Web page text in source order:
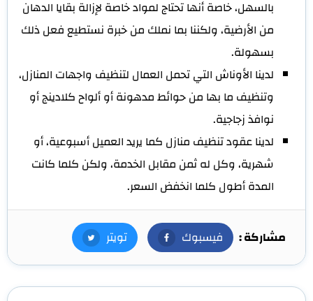
بالسهل، خاصة أنها تحتاج لمواد خاصة لإزالة بقايا الدهان
من الأرضية، ولكننا بما نملك من خبرة نستطيع فعل ذلك
بسهولة.
لدينا الأوناش التي تحمل العمال لتنظيف واجهات المنازل،
وتنظيف ما بها من حوائط مدهونة أو ألواح كلادينج أو
نوافذ زجاجية.
لدينا عقود تنظيف منازل كما يريد العميل أسبوعية، أو
شهرية، وكل له ثمن مقابل الخدمة، ولكن كلما كانت
المدة أطول كلما انخفض السعر.
مشاركة : فيسبوك فيسبوكتويتر تويتر